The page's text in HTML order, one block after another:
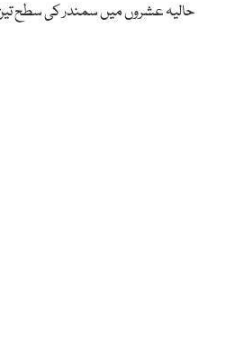
حالیہ عشروں میں سمندر کی سطح